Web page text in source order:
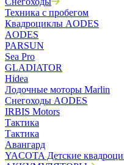
Техника с пробегом
Квадроциклы AODES
AODES
PARSUN
Sea Pro
GLADIATOR
Hidea
Лодочные моторы Marlin
Снегоходы AODES
IRBIS Motors
Тактика
Тактика
Авангард
YACOTA Детские